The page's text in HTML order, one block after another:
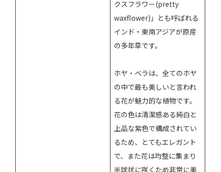
クスフラワー(pretty
waxflower)」とも呼ばれる
インド・東南アジアが原産
の多年草です。
ホヤ・ベラは、全てのホヤ
の中で最も美しいと言われ
る花が魅力的な植物です。
花の色は清潔感ある純白と
上品な紫色で構成されてい
るため、とてもエレガント
で、また花は均整に集まり
半球状に咲くため非常に美